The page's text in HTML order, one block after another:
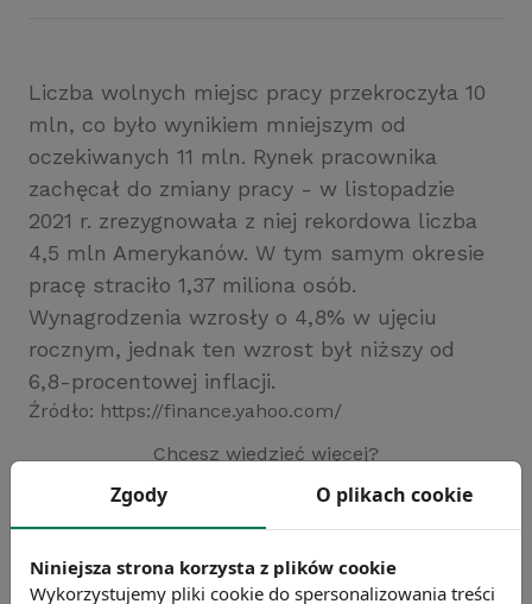
Liczba wolnych miejsc pracy przekroczyła 10
mln, co było wynikiem mniejszym od
oczekiwanych 11 mln. Rynek pracownika
zachęcał do zmiany pracy - w listopadzie
2021 r. zrezygnowała z niej rekordowa liczba
4,5 mln Amerykanów. W tym samym okresie
pracę straciło 1,37 miliona osób.
Wynagrodzenia wzrosły o 4,8% w ujęciu
rocznym, jednak ten wzrost był niższy od
6,8-procentowej inflacji.
Źródło: https://finance.yahoo.com/
Chcesz wiedzieć więcej?
Zobacz więcej wiadomości
Zgody O plikach cookie
Niniejsza strona korzysta z plików cookie
Wykorzystujemy pliki cookie do spersonalizowania treści